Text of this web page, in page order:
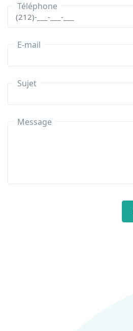
Téléphone
E-mail
Sujet
Message